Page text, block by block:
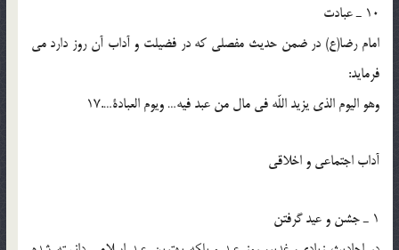
10 ـ عبادت
امام رضا(ع) در ضمن حديث مفصلى كه در فضيلت و آداب آن روز دارد مى
فرمايد:
وهو اليوم الذى يزيد اللّه فى مال من عبد فيه… ويوم العبادة….17
آداب اجتماعى و اخلاقى
1 ـ جشن و عيد گرفتن